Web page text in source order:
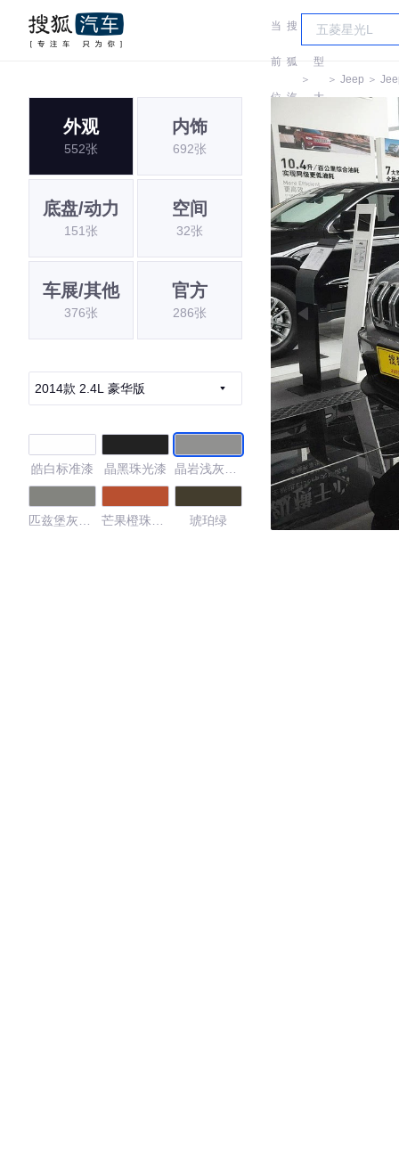
当
前
位
置:
搜
狐
汽
车
＞
车
型
大
全
＞ Jeep ＞
外观
552张
内饰
692张
底盘/动力
151张
空间
32张
车展/其他
376张
官方
286张
2014款 2.4L 豪华版
皓白标准漆 晶黑珠光漆
晶岩浅灰金
匹兹堡灰标
芒果橙珠光
琥珀绿